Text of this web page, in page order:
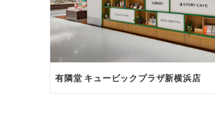
有隣堂 キュービックプラザ新横浜店